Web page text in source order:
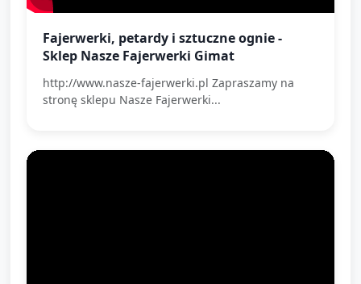
Fajerwerki, petardy i sztuczne ognie -
Sklep Nasze Fajerwerki Gimat
http://www.nasze-fajerwerki.pl Zapraszamy na
stronę sklepu Nasze Fajerwerki...